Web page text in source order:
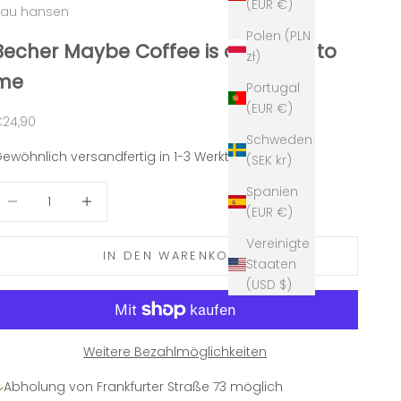
(EUR €)
Polen (PLN
zł)
Portugal
(EUR €)
Schweden
(SEK kr)
Spanien
(EUR €)
Vereinigte
Staaten
(USD $)
hansen
Maybe Coffee is addicted to
versandfertig in 1-3 Werktagen
IN DEN WARENKORB
Weitere Bezahlmöglichkeiten
Abholung von Frankfurter Straße 73 möglich